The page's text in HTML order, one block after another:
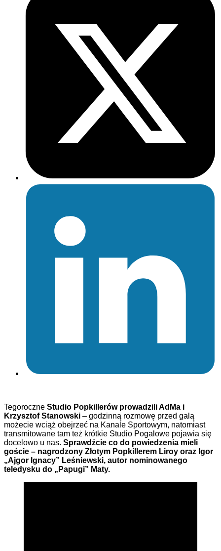
Tegoroczne Studio Popkillerów prowadzili AdMa i
Krzysztof Stanowski – godzinną rozmowę przed galą
możecie wciąż obejrzeć na Kanale Sportowym, natomiast
transmitowane tam też krótkie Studio Pogalowe pojawia się
docelowo u nas. Sprawdźcie co do powiedzenia mieli
goście – nagrodzony Złotym Popkillerem Liroy oraz Igor
„Ajgor Ignacy” Leśniewski, autor nominowanego
teledysku do „Papugi” Maty.